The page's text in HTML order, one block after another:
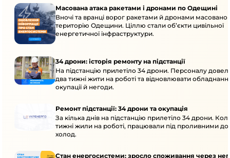
Масована атака ракетами і дронами по Одещині
Вночі та вранці ворог ракетами й дронами масовано
територію Одещини. Ціллю стали об’єкти цивільної
енергетичної інфраструктури.
34 дрони: історія ремонту на підстанції
На підстанцію прилетіло 34 дрони. Персоналу
два тижні жити на роботі та відновлювати
окупації й негоди.
Ремонт підстанції: 34 дрони та окупація
За кілька днів на підстанцію прилетіло 34 дрони.
тижні жили на роботі, працювали під проливними
холод.
Стан енергосистеми: зросло споживання через